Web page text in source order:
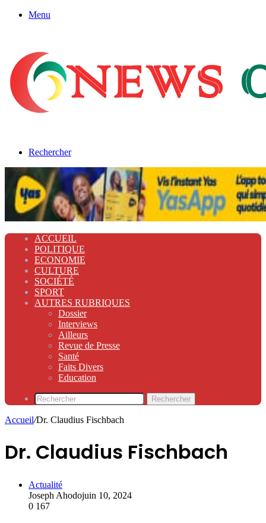
Menu
Rechercher
ACCUEIL
POLITIQUE
ECONOMIE
CULTURE
SOCIÉTÉ
SPORT
AUTRES RUBRIQUES
Dossier
Interviews
Ailleurs
Revue de Presse
Santé
Faits Divers
Education
Rechercher
Accueil/Dr. Claudius Fischbach
Dr. Claudius Fischbach
Actualité
Joseph Ahodojuin 10, 2024
0 167